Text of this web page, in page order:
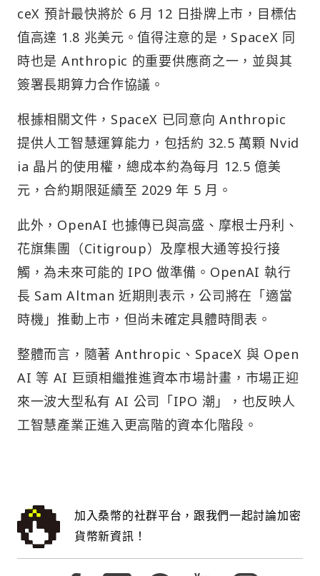
ceX 預計最快將於 6 月 12 日掛牌上市，目標估
值高達 1.8 兆美元。值得注意的是，SpaceX 同
時也是 Anthropic 的重要供應商之一，並與其
簽署長期算力合作協議。
根據相關文件，SpaceX 已同意向 Anthropic
提供人工智慧運算能力，包括約 32.5 萬顆 Nvid
ia 晶片的使用權，總成本約為每月 12.5 億美
元，合約期限延續至 2029 年 5 月。
此外，OpenAI 也據傳已與高盛、摩根士丹利、
花旗集團（Citigroup）及摩根大通等投行接
觸，為未來可能的 IPO 做準備。OpenAI 執行
長 Sam Altman 近期則表示，公司將在「適當
時機」推動上市，但尚未確定具體時間表。
整體而言，隨著 Anthropic、SpaceX 與 Open
AI 等 AI 巨頭相繼推進資本市場計畫，市場正迎
來一波大型私有 AI 公司「IPO 潮」，也反映人
工智慧產業正進入更高階的資本化階段。
加入桑幣的社群平台，跟我們一起討論加密
貨幣新資訊！